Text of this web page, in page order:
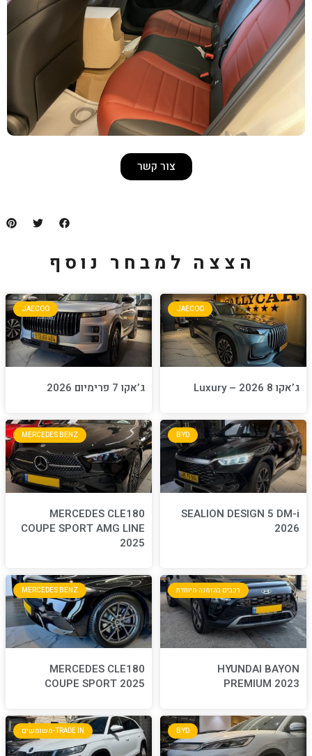
נוסף
JAECOO
ג’אקו 7 פרימיום 2026
BYD
MERCEDES BENZ
MERCEDES CLE180
COUPE SPORT AMG LINE
MERCEDES BENZ
MERCEDES CLE180
COUPE SPORT 2025
BYD TRADE IN-משומשים